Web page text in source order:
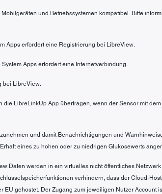
und Betriebssystemen kompatibel. Bitte
Apps erfordert eine Registrierung bei LibreView.
Apps erfordert eine Internetverbindung.
bei LibreView.
LibreLinkUp App übertragen, wenn der Sensor mit
und damit Benachrichtigungen und
eines zu hohen oder zu niedrigen Glukosewerts
Daten werden in ein virtuelles nicht öffentliches
verhindern, dass der Cloud-
gehostet. Der Zugang zum jeweiligen Nutzer Account